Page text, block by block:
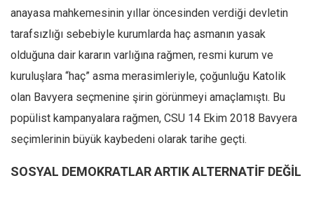
İslam Dünyası
Amerika
Avustralya
Tarih
Düşünce
Dosyalar
anayasa mahkemesinin yıllar öncesinden verdiği devletin
tarafsızlığı sebebiyle kurumlarda haç asmanın yasak
olduğuna dair kararın varlığına rağmen, resmi kurum ve
kuruluşlara “haç” asma merasimleriyle, çoğunluğu Katolik
olan Bavyera seçmenine şirin görünmeyi amaçlamıştı. Bu
popülist kampanyalara rağmen, CSU 14 Ekim 2018 Bavyera
seçimlerinin büyük kaybedeni olarak tarihe geçti.
SOSYAL DEMOKRATLAR ARTIK ALTERNATİF DEĞİL